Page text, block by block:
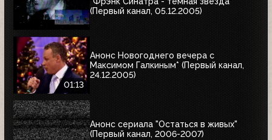
(Первый канал, 05.12.2005)
01:13
Анонс Новогоднего вечера с
Максимом Галкиным* (Первый канал,
24.12.2005)
Анонс сериала "Остаться в живых"
(Первый канал, 2006-2007)